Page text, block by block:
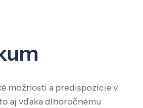
možnosti a predispozície v
aj vďaka dlhoročnému